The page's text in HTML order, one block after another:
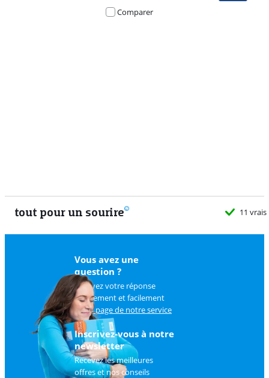
Comparer
tout pour un sourire 11
Vous avez une
question ?
Trouvez votre réponse
rapidement et facilement
surla page de notre service
client.
Inscrivez-vous à notre
newsletter
Recevez les meilleures
offres et nos conseils